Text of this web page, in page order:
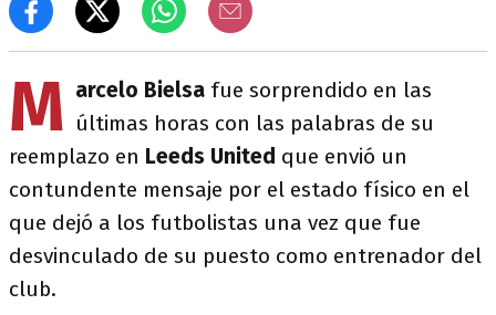
M arcelo Bielsa fue sorprendido en las
últimas horas con las palabras de su
reemplazo en Leeds United que envió un
contundente mensaje por el estado físico en el
que dejó a los futbolistas una vez que fue
desvinculado de su puesto como entrenador del
club.